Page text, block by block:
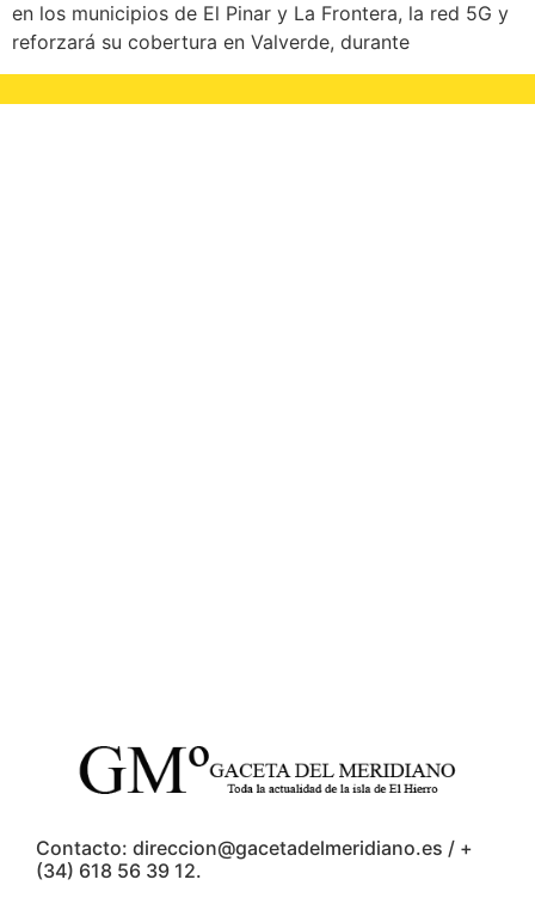
en los municipios de El Pinar y La Frontera, la red 5G y
reforzará su cobertura en Valverde, durante
Contacto: direccion@gacetadelmeridiano.es / +
(34) 618 56 39 12.